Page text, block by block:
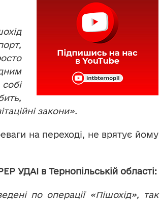
закони».
на переході, не врятує йому
УДАІ в Тернопільській області:
по операції «Пішохід», так